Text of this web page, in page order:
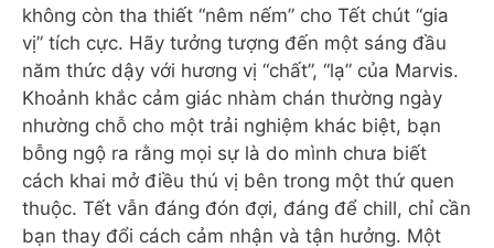
không còn tha thiết “nêm nếm” cho Tết chút “gia
vị” tích cực. Hãy tưởng tượng đến một sáng đầu
năm thức dậy với hương vị “chất”, “lạ” của Marvis.
Khoảnh khắc cảm giác nhàm chán thường ngày
nhường chỗ cho một trải nghiệm khác biệt, bạn
bỗng ngộ ra rằng mọi sự là do mình chưa biết
cách khai mở điều thú vị bên trong một thứ quen
thuộc. Tết vẫn đáng đón đợi, đáng để chill, chỉ cần
bạn thay đổi cách cảm nhận và tận hưởng. Một